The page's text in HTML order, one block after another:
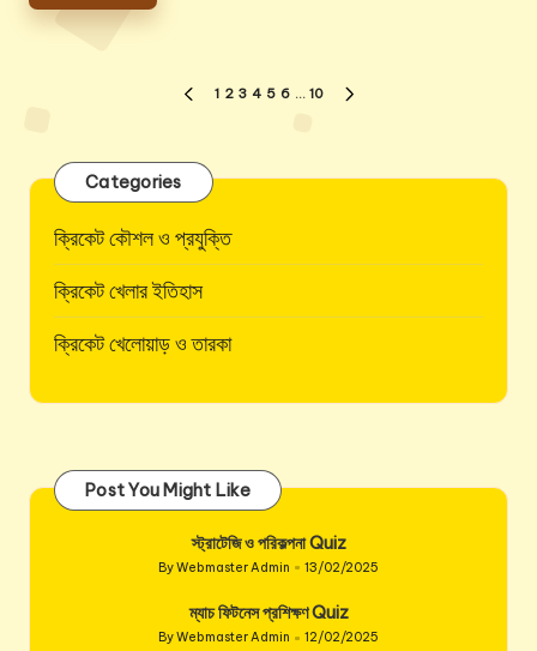
PREVIOUS
1 2 3 4 5 6 … 10
Categories
ক্রিকেট কৌশল ও প্রযুক্তি
ক্রিকেট খেলার ইতিহাস
ক্রিকেট খেলোয়াড় ও তারকা
Post You Might Like
স্ট্রাটেজি ও পরিকল্পনা Quiz
Posted
ByWebmaster Admin 13/02/2025
ম্যাচ ফিটনেস প্রশিক্ষণ Quiz
Posted
ByWebmaster Admin 12/02/2025